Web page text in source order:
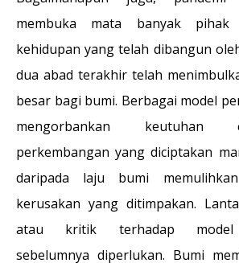
membuka mata banyak
kehidupan yang telah dibangun
dua abad terakhir telah
besar bagi bumi. Berbagai model
mengorbankan keutuhan
perkembangan yang diciptakan
daripada laju bumi
kerusakan yang ditimpakan.
atau kritik terhadap model
sebelumnya diperlukan. Bumi